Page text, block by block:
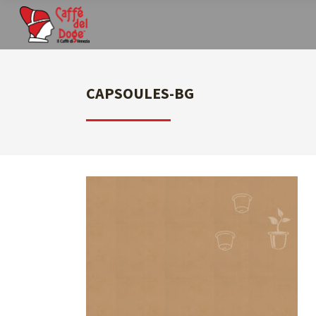
CAPSOULES-BG